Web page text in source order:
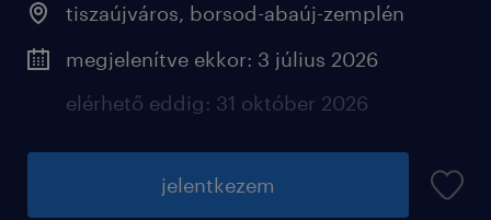
tiszaújváros, borsod-abaúj-zemplén
megjelenítve ekkor: 3 július 2026
elérhető eddig: 31 október 2026
jelentkezem